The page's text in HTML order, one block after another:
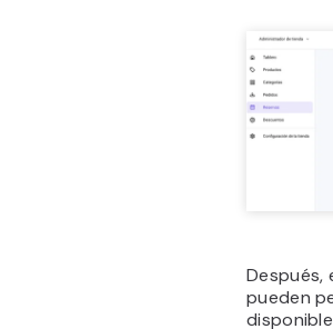
Después,
pueden